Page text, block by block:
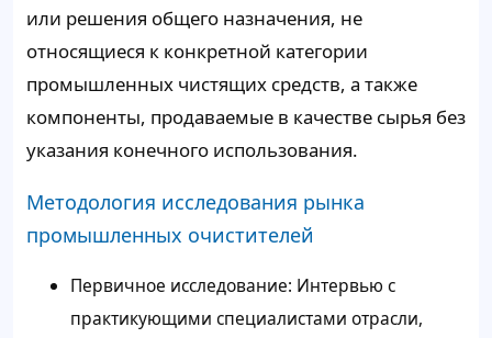
или решения общего назначения, не
относящиеся к конкретной категории
промышленных чистящих средств, а также
компоненты, продаваемые в качестве сырья без
указания конечного использования.
Методология исследования рынка
промышленных очистителей
Первичное исследование: Интервью с
практикующими специалистами отрасли,